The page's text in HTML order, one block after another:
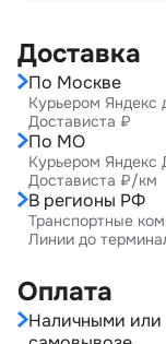
Доставка
По Москве
Курьером Яндекс
Достависта ₽
По МО
Курьером Яндекс
Достависта ₽/км
В регионы РФ
Транспортные
Линии до
Оплата
Наличными или